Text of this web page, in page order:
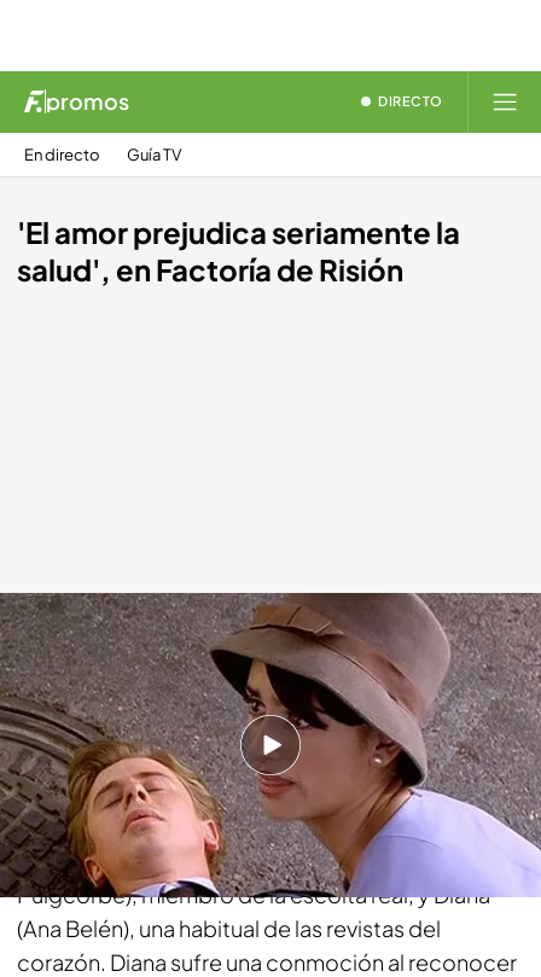
promos DIRECTO
En directo Guía TV
'El amor prejudica seriamente la
salud', en Factoría de Risión
telecinco.es
30 ENE 2015 - 19:22h.
Compartir
En una cena de gala ofrecida en París por los
Reyes de España, coinciden Santi (Juanjo
Puigcorbé), miembro de la escolta real, y Diana
(Ana Belén), una habitual de las revistas del
corazón. Diana sufre una conmoción al reconocer